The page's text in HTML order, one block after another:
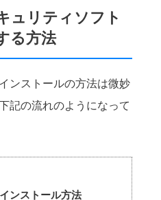
ュリティソフト
る方法
ンストールの方法は微妙
記の流れのようになって
ンストール方法